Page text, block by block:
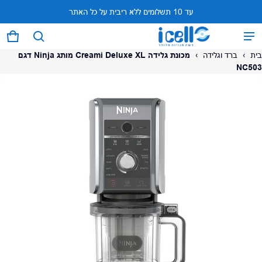
עד 10 תשלומים ללא ריבית על כל האתר
0 פריטים
המוצר נוסף לעגלה
לתשלום
בית › ברד וגלידה ›
מכונת גלידה Creami Deluxe XL מותג Ninja דגם
NC503
המוצר